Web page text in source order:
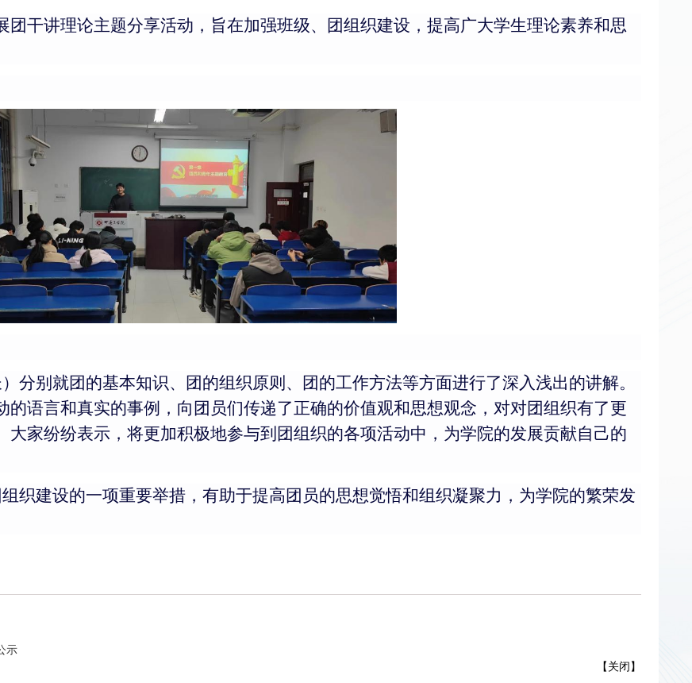
团干讲理论主题分享活动，旨在加强班级、团组织建设，提高广大学生理论素养和思
分别就团的基本知识、团的组织原则、团的工作方法等方面进行了深入浅出的讲解。
语言和真实的事例，向团员们传递了正确的价值观和思想观念，对对团组织有了更
家纷纷表示，将更加积极地参与到团组织的各项活动中，为学院的发展贡献自己的
织建设的一项重要举措，有助于提高团员的思想觉悟和组织凝聚力，为学院的繁荣发
示
【关闭】